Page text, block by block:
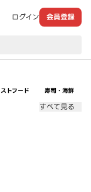
ログイン 会員登録
トフード 寿司・海鮮
すべて見る